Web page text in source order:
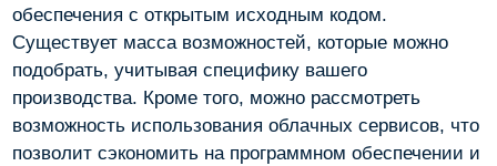
обеспечения с открытым исходным кодом.
Существует масса возможностей, которые можно
подобрать, учитывая специфику вашего
производства. Кроме того, можно рассмотреть
возможность использования облачных сервисов, что
позволит сэкономить на программном обеспечении и